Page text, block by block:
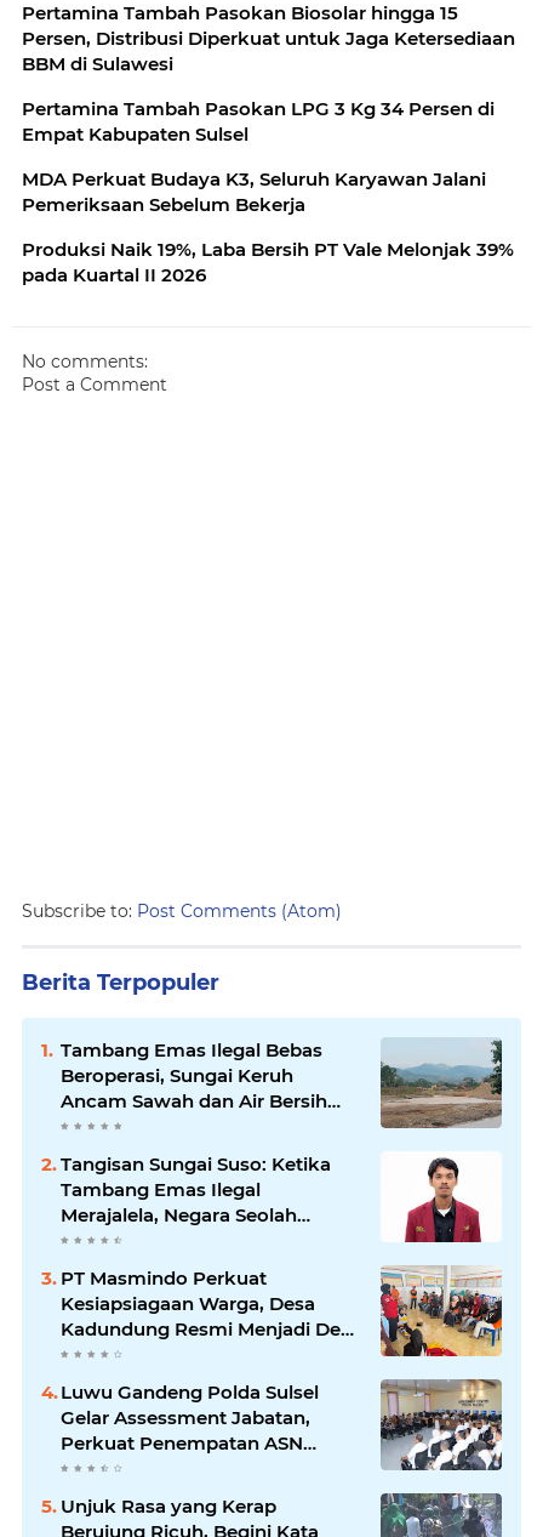
Pertamina Tambah Pasokan Biosolar hingga 15
Persen, Distribusi Diperkuat untuk Jaga Ketersediaan
BBM di Sulawesi
Pertamina Tambah Pasokan LPG 3 Kg 34 Persen di
Empat Kabupaten Sulsel
MDA Perkuat Budaya K3, Seluruh Karyawan Jalani
Pemeriksaan Sebelum Bekerja
Produksi Naik 19%, Laba Bersih PT Vale Melonjak 39%
pada Kuartal II 2026
No comments:
Post a Comment
Subscribe to: Post Comments (Atom)
Berita Terpopuler
Tambang Emas Ilegal Bebas
Beroperasi, Sungai Keruh
Ancam Sawah dan Air Bersih
Warga Luwu
Tangisan Sungai Suso: Ketika
Tambang Emas Ilegal
Merajalela, Negara Seolah
Memilih Diam
PT Masmindo Perkuat
Kesiapsiagaan Warga, Desa
Kadundung Resmi Menjadi Desa
Tangguh Bencana
Luwu Gandeng Polda Sulsel
Gelar Assessment Jabatan,
Perkuat Penempatan ASN
Berbasis Kompetensi
Unjuk Rasa yang Kerap
Berujung Ricuh, Begini Kata